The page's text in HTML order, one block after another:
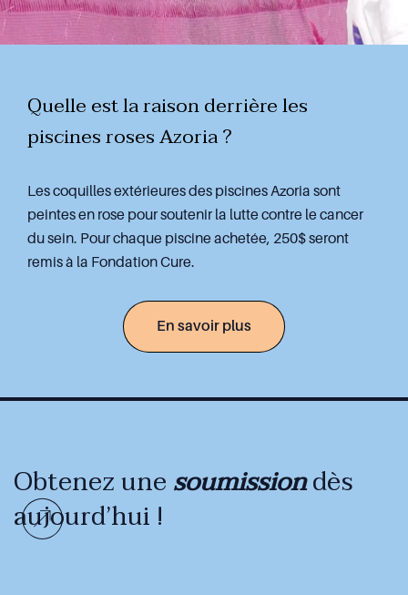
Quelle est la raison derrière les
piscines roses Azoria ?
Les coquilles extérieures des piscines Azoria sont
peintes en rose pour soutenir la lutte contre le cancer
du sein. Pour chaque piscine achetée, 250$ seront
remis à la Fondation Cure.
En savoir plus
Obtenez unesoumissiondès
aujourd’hui !